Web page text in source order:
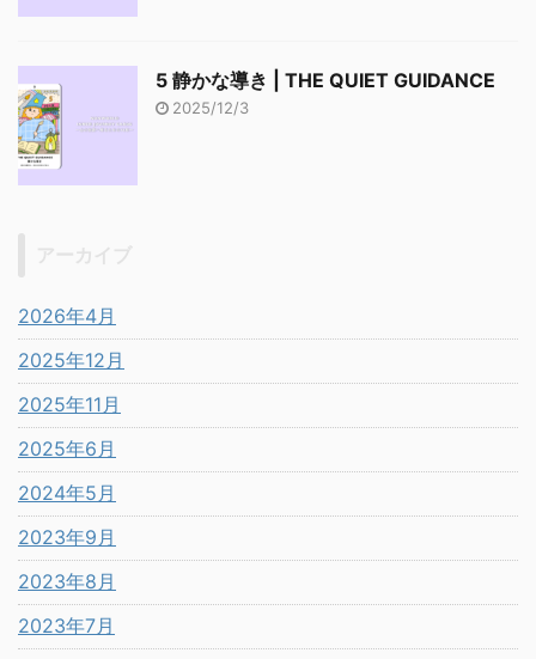
5 静かな導き | THE QUIET GUIDANCE
2025/12/3
2026年4月
2025年12月
2025年11月
2025年6月
2024年5月
2023年9月
2023年8月
2023年7月